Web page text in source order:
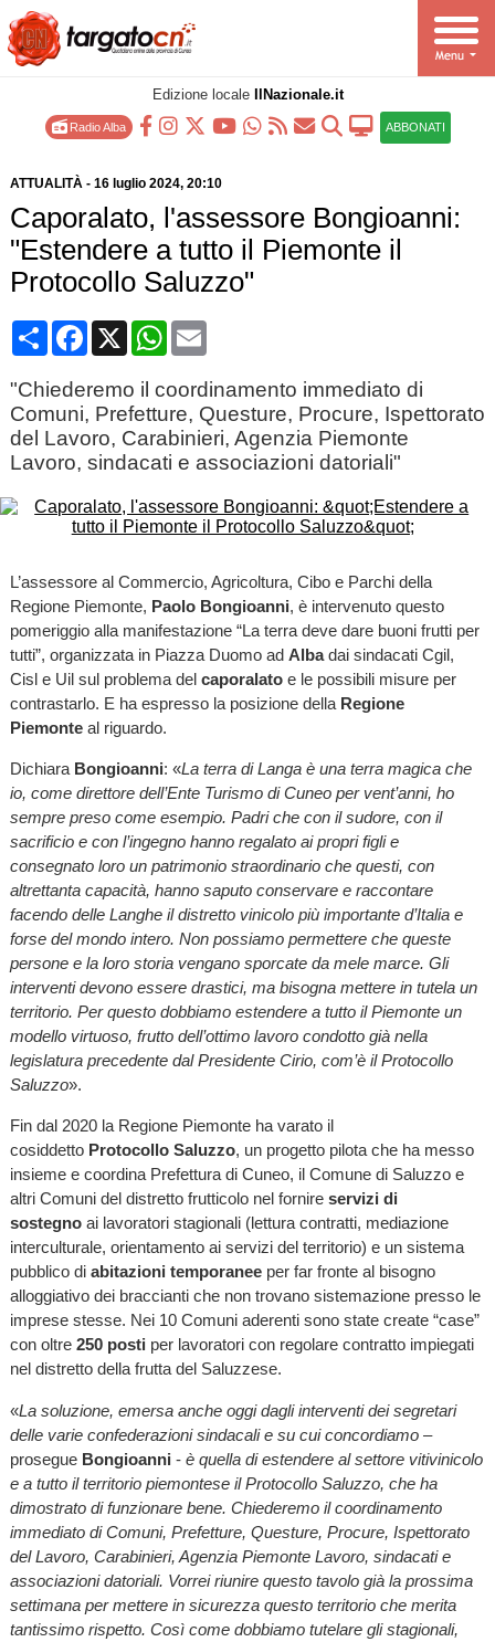
Edizione locale IlNazionale.it
Radio Alba ABBONATI
ATTUALITÀ- 16 luglio 2024, 20:10
Caporalato, l'assessore Bongioanni:
"Estendere a tutto il Piemonte il
Protocollo Saluzzo"
CondividiFacebook
X WhatsApp
Email
"Chiederemo il coordinamento immediato di
Comuni, Prefetture, Questure, Procure, Ispettorato
del Lavoro, Carabinieri, Agenzia Piemonte
Lavoro, sindacati e associazioni datoriali"
L’assessore al Commercio, Agricoltura, Cibo e Parchi della
Regione Piemonte, Paolo Bongioanni, è intervenuto questo
pomeriggio alla manifestazione “La terra deve dare buoni frutti per
tutti”, organizzata in Piazza Duomo ad Albadai sindacati Cgil,
Cisl e Uil sul problema del caporalato e le possibili misure per
contrastarlo. E ha espresso la posizione della Regione
Piemonteal riguardo.
Dichiara Bongioanni: «La terra di Langa è una terra magica che
io, come direttore dell’Ente Turismo di Cuneo per vent’anni, ho
sempre preso come esempio. Padri che con il sudore, con il
sacrificio e con l’ingegno hanno regalato ai propri figli e
consegnato loro un patrimonio straordinario che questi, con
altrettanta capacità, hanno saputo conservare e raccontare
facendo delle Langhe il distretto vinicolo più importante d’Italia e
forse del mondo intero. Non possiamo permettere che queste
persone e la loro storia vengano sporcate da mele marce. Gli
interventi devono essere drastici, ma bisogna mettere in tutela un
territorio. Per questo dobbiamo estendere a tutto il Piemonte un
modello virtuoso, frutto dell’ottimo lavoro condotto già nella
legislatura precedente dal Presidente Cirio, com’è il Protocollo
Saluzzo».
Fin dal 2020 la Regione Piemonte ha varato il
cosiddetto Protocollo Saluzzo, un progetto pilota che ha messo
insieme e coordina Prefettura di Cuneo, il Comune di Saluzzo e
altri Comuni del distretto frutticolo nel fornire servizi di
sostegnoai lavoratori stagionali (lettura contratti, mediazione
interculturale, orientamento ai servizi del territorio) e un sistema
pubblico di abitazioni temporaneeper far fronte al bisogno
alloggiativo dei braccianti che non trovano sistemazione presso le
imprese stesse. Nei 10 Comuni aderenti sono state create “case”
con oltre 250 posti per lavoratori con regolare contratto impiegati
nel distretto della frutta del Saluzzese.
«La soluzione, emersa anche oggi dagli interventi dei segretari
delle varie confederazioni sindacali e su cui concordiamo–
prosegue Bongioanni - è quella di estendere al settore vitivinicolo
e a tutto il territorio piemontese il Protocollo Saluzzo, che ha
dimostrato di funzionare bene. Chiederemo il coordinamento
immediato di Comuni, Prefetture, Questure, Procure, Ispettorato
del Lavoro, Carabinieri, Agenzia Piemonte Lavoro, sindacati e
associazioni datoriali. Vorrei riunire questo tavolo già la prossima
settimana per mettere in sicurezza questo territorio che merita
tantissimo rispetto. Così come dobbiamo tutelare gli stagionali,